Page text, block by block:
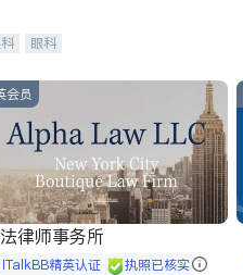
眼科
会员
律师事务所
iTalkBB精英认证 执照已核实